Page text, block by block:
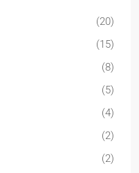
(20)
(15)
(8)
(5)
(4)
(2)
(2)